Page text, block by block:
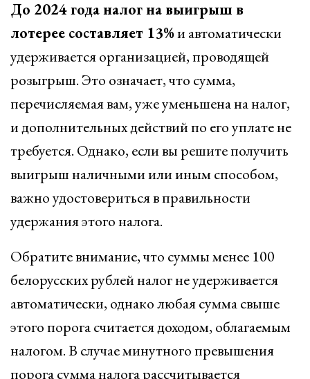
До 2024 года налог на выигрыш в
лотерее составляет 13%и автоматически
удерживается организацией, проводящей
розыгрыш. Это означает, что сумма,
перечисляемая вам, уже уменьшена на налог,
и дополнительных действий по его уплате не
требуется. Однако, если вы решите получить
выигрыш наличными или иным способом,
важно удостовериться в правильности
удержания этого налога.
Обратите внимание, что суммы менее 100
белорусских рублей налог не удерживается
автоматически, однако любая сумма свыше
этого порога считается доходом, облагаемым
налогом. В случае минутного превышения
порога сумма налога рассчитывается